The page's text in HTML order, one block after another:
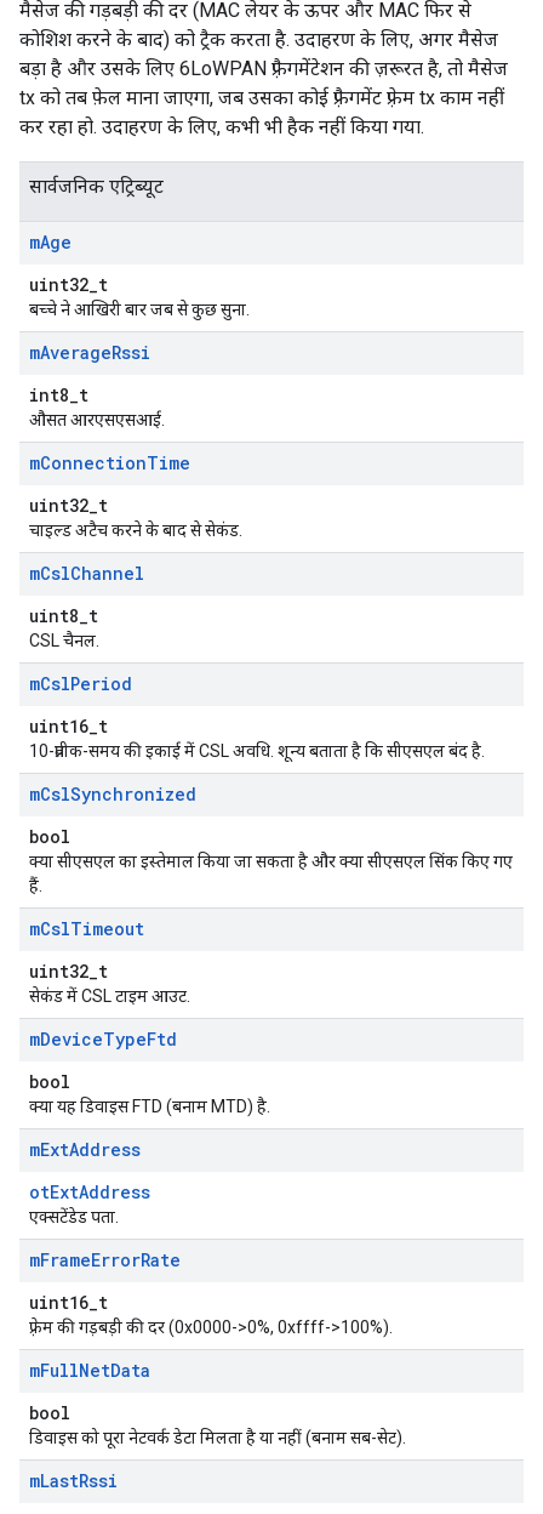
मैसेज की गड़बड़ी की दर (MAC लेयर के ऊपर और MAC फिर से
कोशिश करने के बाद) को ट्रैक करता है. उदाहरण के लिए, अगर मैसेज
बड़ा है और उसके लिए 6LoWPAN फ़्रैगमेंटेशन की ज़रूरत है, तो मैसेज
tx को तब फ़ेल माना जाएगा, जब उसका कोई फ़्रैगमेंट फ़्रेम tx काम नहीं
कर रहा हो. उदाहरण के लिए, कभी भी हैक नहीं किया गया.
सार्वजनिक एट्रिब्यूट
mAge
uint32_t
बच्चे ने आखिरी बार जब से कुछ सुना.
mAverageRssi
int8_t
औसत आरएसएसआई.
mConnectionTime
uint32_t
चाइल्ड अटैच करने के बाद से सेकंड.
mCslChannel
uint8_t
CSL चैनल.
mCslPeriod
uint16_t
10-प्रतीक-समय की इकाई में CSL अवधि. शून्य बताता है कि सीएसएल बंद है.
mCslSynchronized
bool
क्या सीएसएल का इस्तेमाल किया जा सकता है और क्या सीएसएल सिंक किए गए
हैं.
mCslTimeout
uint32_t
सेकंड में CSL टाइम आउट.
mDeviceTypeFtd
bool
क्या यह डिवाइस FTD (बनाम MTD) है.
mExtAddress
otExtAddress
एक्सटेंडेड पता.
mFrameErrorRate
uint16_t
फ़्रेम की गड़बड़ी की दर (0x0000->0%, 0xffff->100%).
mFullNetData
bool
डिवाइस को पूरा नेटवर्क डेटा मिलता है या नहीं (बनाम सब-सेट).
mLastRssi